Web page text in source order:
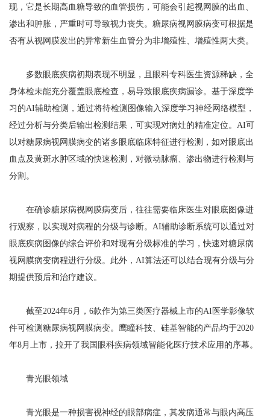
现，它是长期高血糖导致的血管损伤，可能会引起视网膜的出血、
渗出和肿胀，严重时可导致视力丧失。糖尿病视网膜病变可根据是
否有从视网膜发出的异常新生血管分为非增殖性、增殖性两大类。
多数眼底疾病初期表现不明显，且眼科专科医生资源稀缺，全
身体检未能充分覆盖眼底检查，易导致眼底疾病漏诊。基于深度学
习的AI辅助检测，通过将待检测图像输入深度学习神经网络模型，
经过分析与分类后输出检测结果，可实现对病灶的精准定位。AI可
以对糖尿病视网膜病变的诸多眼底临床特征进行检测，如对眼底出
血点及黄斑水肿区域的快速检测，对微动脉瘤、渗出物进行检测与
分割。
在确诊糖尿病视网膜病变后，往往需要临床医生对眼底图像进
行观察，以实现对病程的分级与诊断。AI辅助诊断系统可以通过对
眼底疾病图像的综合评价和对现有分级标准的学习，快速对糖尿病
视网膜病变病程进行分级。此外，AI算法还可以结合现有分级与分
期提供预后和治疗建议。
截至2024年6月，6款作为第三类医疗器械上市的AI医学影像软
件可检测糖尿病视网膜病变。鹰瞳科技、硅基智能的产品均于2020
年8月上市，拉开了我国眼科疾病领域智能化医疗技术应用的序幕。
青光眼领域
青光眼是一种损害视神经的眼部病症，其发病通常与眼内高压